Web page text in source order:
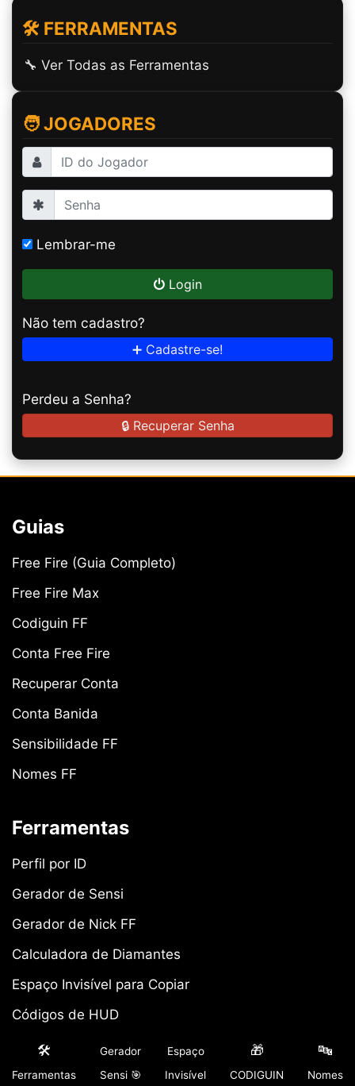
🛠️ FERRAMENTAS
🔧 Ver Todas as Ferramentas
🧑 JOGADORES
Lembrar-me
Login
Não tem cadastro?
➕ Cadastre-se!
Perdeu a Senha?
🔒 Recuperar Senha
Guias
Free Fire (Guia Completo)
Free Fire Max
Codiguin FF
Conta Free Fire
Recuperar Conta
Conta Banida
Sensibilidade FF
Nomes FF
Ferramentas
Perfil por ID
Gerador de Sensi
Gerador de Nick FF
Calculadora de Diamantes
Espaço Invisível para Copiar
Códigos de HUD
Comparador de Armas
Patentes Free Fire
🛠️
Ferramentas
Gerador
Sensi 🎯
Espaço
Invisível
🎁
CODIGUIN
🔤
Nomes